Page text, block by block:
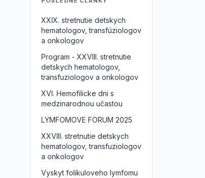
XXIX. stretnutie detskych
hematologov, transfúziologov
a onkologov
Program - XXVIII. stretnutie
detskych hematologov,
transfuziologov a onkologov
XVI. Hemofilicke dni s
medzinarodnou učastou
LYMFOMOVE FORUM 2025
XXVIII. stretnutie detskych
hematologov, transfuziologov
a onkologov
Vyskyt folikuloveho lymfomu